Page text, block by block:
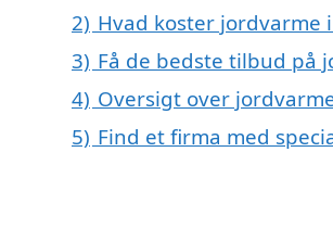
2) Hvad koster jordvarme
3) Få de bedste tilbud på
4) Oversigt over
5) Find et firma med